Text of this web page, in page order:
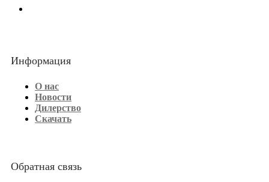
Информация
О нас
Новости
Дилерство
Скачать
Обратная связь